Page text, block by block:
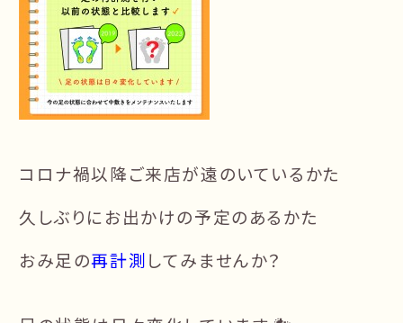
コロナ禍以降ご来店が遠のいているかた
久しぶりにお出かけの予定のあるかた
おみ足の再計測してみませんか？